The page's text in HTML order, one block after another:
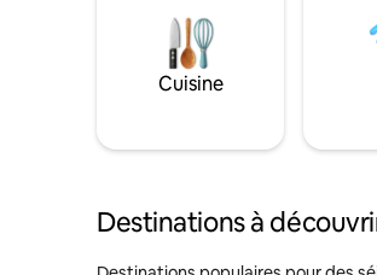
Cuisine
Destinations à